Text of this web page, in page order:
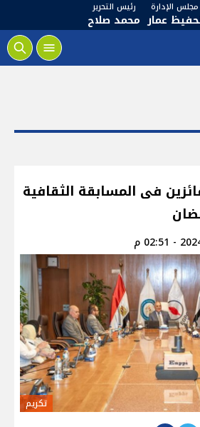
الإدارة
عمار
رئيس التحرير
محمد صلاح
فى المسابقة الثقافية
تكريم